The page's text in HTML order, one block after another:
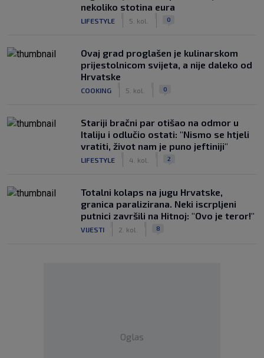
nekoliko stotina eura
LIFESTYLE 5. kol. 0
Ovaj grad proglašen je kulinarskom
prijestolnicom svijeta, a nije daleko od
Hrvatske
COOKING 5. kol. 0
Stariji bračni par otišao na odmor u
Italiju i odlučio ostati: "Nismo se htjeli
vratiti, život nam je puno jeftiniji"
LIFESTYLE 4. kol. 2
Totalni kolaps na jugu Hrvatske,
granica paralizirana. Neki iscrpljeni
putnici završili na Hitnoj: "Ovo je teror!"
VIJESTI 2. kol. 8
Oglas